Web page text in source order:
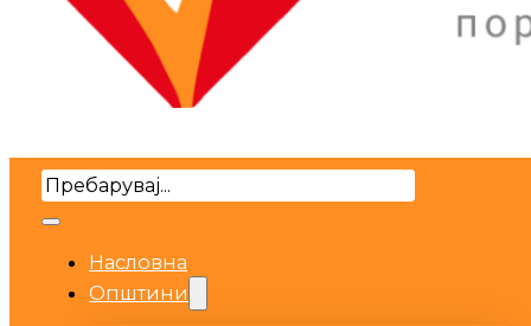
Search
Насловна
Општини